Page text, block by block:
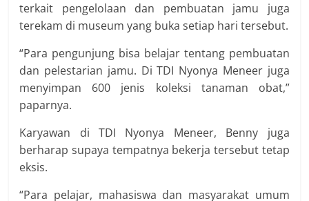
terkait pengelolaan dan pembuatan jamu juga
terekam di museum yang buka setiap hari tersebut.
“Para pengunjung bisa belajar tentang pembuatan
dan pelestarian jamu. Di TDI Nyonya Meneer juga
menyimpan 600 jenis koleksi tanaman obat,”
paparnya.
Karyawan di TDI Nyonya Meneer, Benny juga
berharap supaya tempatnya bekerja tersebut tetap
eksis.
“Para pelajar, mahasiswa dan masyarakat umum